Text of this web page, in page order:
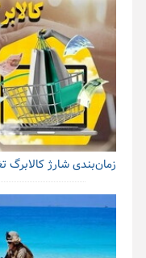
زمان‌بندی شارژ کالابرگ